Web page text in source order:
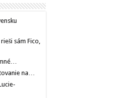
sám Fico,
na…